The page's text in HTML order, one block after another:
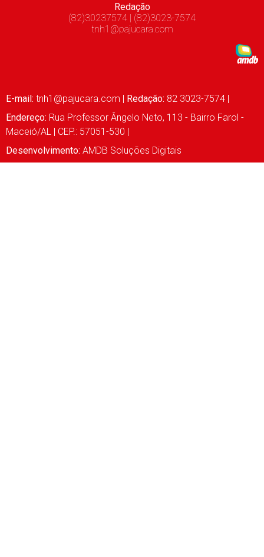
Redação
(82)30237574 | (82)3023-7574
tnh1@pajucara.com
E-mail: tnh1@pajucara.com | Redação: 82 3023-7574 |
Endereço: Rua Professor Ângelo Neto, 113 - Bairro Farol -
Maceió/AL | CEP.: 57051-530 |
Desenvolvimento: AMDB Soluções Digitais